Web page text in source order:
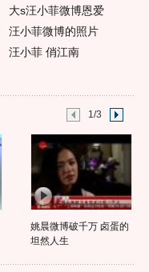
大s汪小菲微博恩爱
汪小菲微博的照片
汪小菲 俏江南
1/3
姚晨微博破千万 卤蛋的
坦然人生